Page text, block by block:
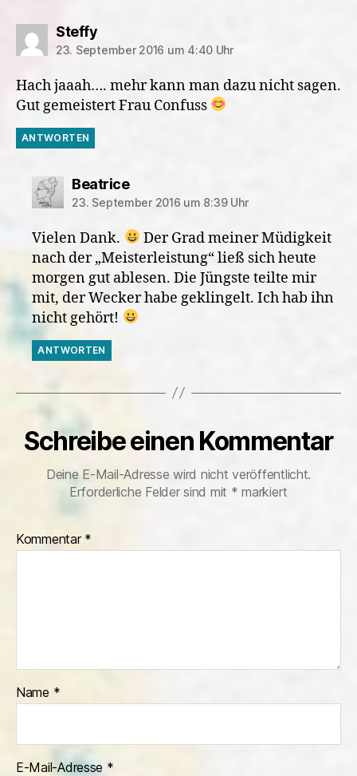
Steffysagt:
23. September 2016 um 4:40 Uhr
Hach jaaah…. mehr kann man dazu nicht sagen.
Gut gemeistert Frau Confuss
ANTWORTEN
Beatricesagt:
23. September 2016 um 8:39 Uhr
Vielen Dank.
Der Grad meiner Müdigkeit
nach der „Meisterleistung“ ließ sich heute
morgen gut ablesen. Die Jüngste teilte mir
mit, der Wecker habe geklingelt. Ich hab ihn
nicht gehört!
ANTWORTEN
Schreibe einen Kommentar
Deine E-Mail-Adresse wird nicht veröffentlicht.
Erforderliche Felder sind mit * markiert
Kommentar *
Name *
E-Mail-Adresse *